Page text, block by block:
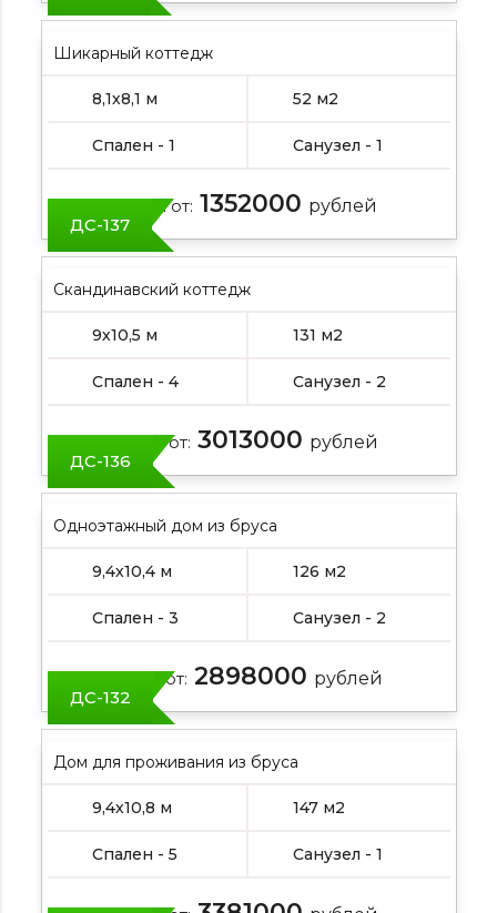
Шикарный коттедж
8,1х8,1 м 52 м2
Спален - 1 Санузел - 1
Цена от: 1352000 рублей
ДС-137
Скандинавский коттедж
9х10,5 м 131 м2
Спален - 4 Санузел - 2
Цена от: 3013000 рублей
ДС-136
Одноэтажный дом из бруса
9,4х10,4 м 126 м2
Спален - 3 Санузел - 2
Цена от: 2898000 рублей
ДС-132
Дом для проживания из бруса
9,4х10,8 м 147 м2
Спален - 5 Санузел - 1